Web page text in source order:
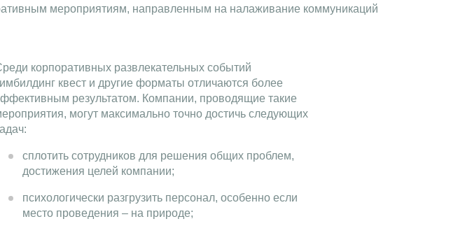
мероприятиям, направленным на налаживание коммуникаций
корпоративных развлекательных событий
квест и другие форматы отличаются более
результатом. Компании, проводящие такие
могут максимально точно достичь следующих
сплотить сотрудников для решения общих проблем,
достижения целей компании;
психологически разгрузить персонал, особенно если
место проведения – на природе;